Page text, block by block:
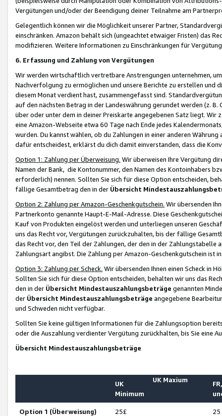
Vergütungen und/oder der Beendigung deiner Teilnahme am
Gelegentlich können wir die Möglichkeit unserer Partner,
einschränken. Amazon behält sich (ungeachtet etwaiger Fristen) das
modifizieren. Weitere Informationen zu Einschränkungen für
6. Erfassung und Zahlung von Vergütungen
Wir werden wirtschaftlich vertretbare Anstrengungen unternehmen,
Nachverfolgung zu ermöglichen und unsere Berichte zu erstellen und
diesem Monat verdient hast, zusammengefasst sind.
auf den nächsten Betrag in der Landeswährung gerundet werden (z.
über oder unter dem in deiner Preiskarte angegebenen Satz liegt.
eine Amazon-Webseite etwa 60 Tage nach Ende jedes
wurden. Du kannst wählen, ob du Zahlungen in einer anderen
dafür entscheidest, erklärst du dich damit einverstanden, dass die
Option 1: Zahlung per Überweisung. Wir überweisen Ihre Vergütung
Namen der Bank, die Kontonummer, den Namen des Kontoinhabers
erforderlich) nennen. Sollten Sie sich für diese Option entscheiden,
fällige Gesamtbetrag den in der Übersicht
Option 2: Zahlung per Amazon-Geschenkgutschein. Wir übersenden
Partnerkonto genannte Haupt-E-Mail-Adresse. Diese
Kauf von Produkten eingelöst werden und unterliegen unseren
uns das Recht vor, Vergütungen zurückzuhalten, bis der fällige
das Recht vor, den Teil der Zahlungen, der den in der
Zahlungsart angibst. Die Zahlung per Amazon-Geschenkgutschein ist
Option 3: Zahlung per Scheck. Wir übersenden Ihnen einen Scheck in
Sollten Sie sich für diese Option entscheiden, behalten wir uns das
den in der Übersicht Mindestauszahlungsbeträge genannten
der Übersicht Mindestauszahlungsbeträge angegebene
und Schweden nicht verfügbar.
Sollten Sie keine gültigen Informationen für die Zahlungsoption
oder die Auszahlung verdienter Vergütung zurückhalten, bis Sie
Übersicht Mindestauszahlungsbeträge
UK
Minimum
UK Maxium
Option 1 (Überweisung) 25£ 25